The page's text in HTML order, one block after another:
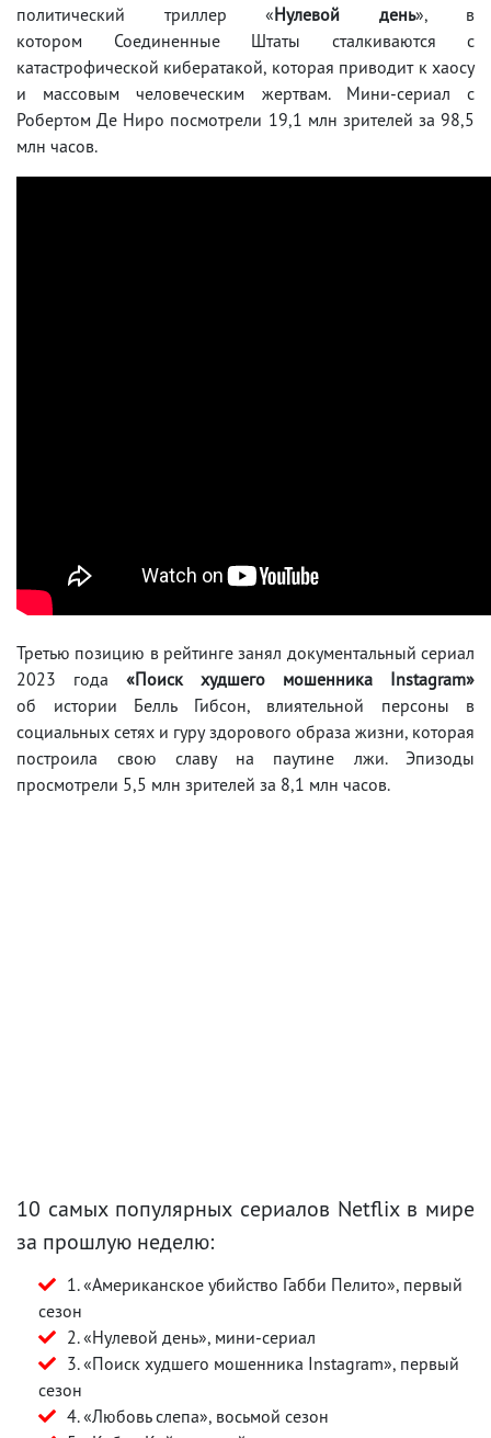
политический триллер «Нулевой день», в
котором Соединенные Штаты сталкиваются с
катастрофической кибератакой, которая приводит к хаосу
и массовым человеческим жертвам. Мини-сериал с
Робертом Де Ниро посмотрели 19,1 млн зрителей за 98,5
млн часов.
Третью позицию в рейтинге занял документальный сериал
2023 года «Поиск худшего мошенника Instagram»
об истории Белль Гибсон, влиятельной персоны в
социальных сетях и гуру здорового образа жизни, которая
построила свою славу на паутине лжи. Эпизоды
просмотрели 5,5 млн зрителей за 8,1 млн часов.
10 самых популярных сериалов Netflix в мире
за прошлую неделю:
1. «Американское убийство Габби Пелито», первый
сезон
2. «Нулевой день», мини-сериал
3. «Поиск худшего мошенника Instagram», первый
сезон
4. «Любовь слепа», восьмой сезон